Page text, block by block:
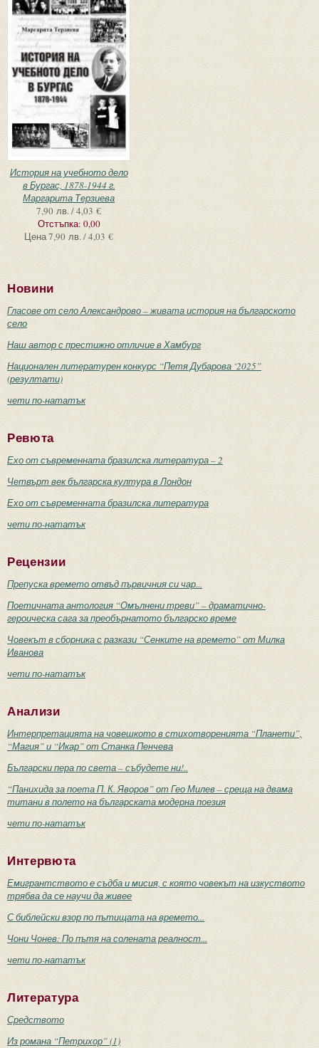
История на учебното дело
в Бургас, 1878-1944 г.
Маргарита Терзиева
7,90 лв. / 4,03 €
Отстъпка: 0,00
Цена7,90 лв. / 4,03 €
Новини
Гласове от село Александрово – живата история на българското
село
Наш автор с престижно отличие в Хамбург
Национален литературен конкурс “Петя Дубарова ‘2025”
(резултати)
чети по-нататък
Ревюта
Ехо от съвременната бразилска литература – 2
Четвърт век българска култура в Лондон
Ехо от съвременната бразилска литература
чети по-нататък
Рецензии
Препуска времето отвъд първичния си чар...
Поетичната антология “Омълнени треви” – драматично-
героическа сага за преобърнатото българско време
Човекът в сборника с разкази “Сенките на времето” от Милка
Иванова
чети по-нататък
Анализи
Интерпретацията на човешкото в стихотворенията “Планети”,
“Магия” и “Икар” от Станка Пенчева
Български пера по света – събудете ни!..
“Панихида за поета П. К. Яворов” от Гео Милев – среща на двама
титани в полето на българската модерна поезия
чети по-нататък
Интервюта
Емигрантството е съдба и мисия, с която човекът на изкуството
трябва да се научи да живее
С библейски взор по пътищата на времето...
Чони Чонев: По пътя на солената реалност...
чети по-нататък
Литература
Средството
Из романа “Петрихор” (1)